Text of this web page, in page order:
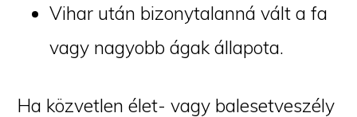
Vihar után bizonytalanná vált a fa
vagy nagyobb ágak állapota.
Ha közvetlen élet- vagy balesetveszély